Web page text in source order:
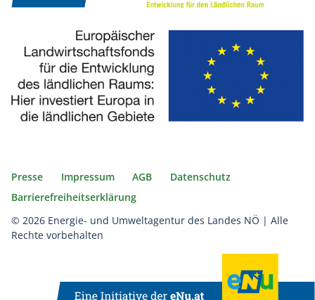
Presse Impressum AGB
Datenschutz
Barrierefreiheitserklärung
© 2026 Energie- und Umweltagentur des Landes NÖ | Alle
Rechte vorbehalten